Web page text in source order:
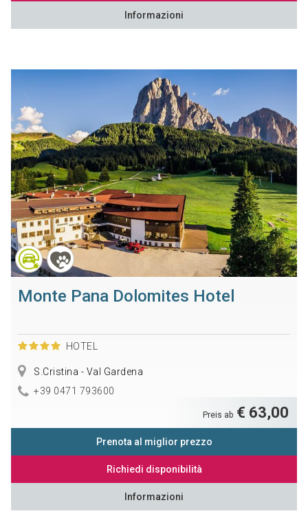
Informazioni
Monte Pana Dolomites Hotel
HOTEL
S.Cristina - Val Gardena
+39 0471 793600
Preis ab € 63,00
Prenota al miglior prezzo
Richiedi disponibilità
Informazioni